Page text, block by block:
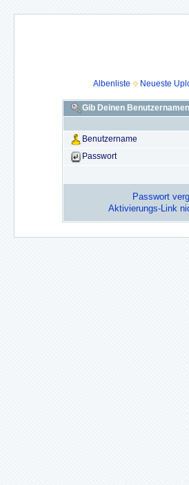
Albenliste
Neueste
Gib Deinen
Benutzername
Passwort
Passwort
Aktivierungs-Link